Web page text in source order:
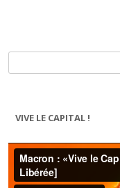
VIVE LE CAPITAL !
Lecteur
vidéo